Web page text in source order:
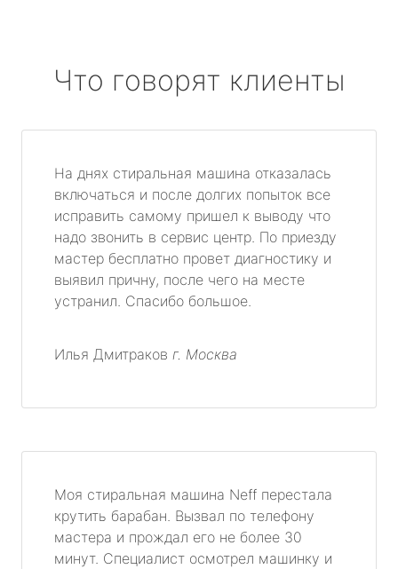
Что говорят клиенты
На днях стиральная машина отказалась
включаться и после долгих попыток все
исправить самому пришел к выводу что
надо звонить в сервис центр. По приезду
мастер бесплатно провет диагностику и
выявил причну, после чего на месте
устранил. Спасибо большое.
Илья Дмитраков г. Москва
Моя стиральная машина Neff перестала
крутить барабан. Вызвал по телефону
мастера и прождал его не более 30
минут. Специалист осмотрел машинку и